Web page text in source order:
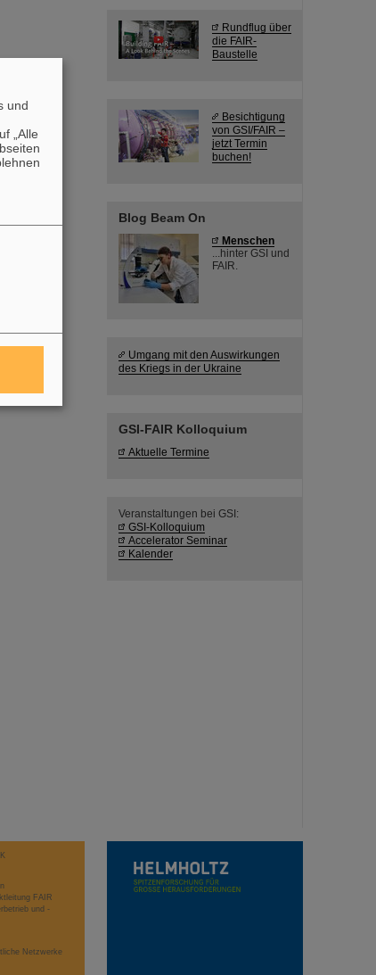
Rundflug über
die FAIR-
Baustelle
Besichtigung
von GSI/FAIR –
jetzt Termin
buchen!
Blog Beam On
Menschen
...hinter GSI und
FAIR.
Umgang mit den Auswirkungen
des Kriegs in der Ukraine
GSI-FAIR Kolloquium
Aktuelle Termine
Veranstaltungen bei GSI:
GSI-Kolloquium
Accelerator Seminar
Kalender
FAIR
und -
Netzwerke
und
„Alle